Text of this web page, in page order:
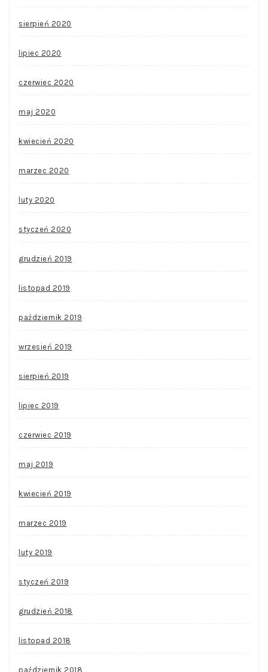
sierpień 2020
lipiec 2020
czerwiec 2020
maj 2020
kwiecień 2020
marzec 2020
luty 2020
styczeń 2020
grudzień 2019
listopad 2019
październik 2019
wrzesień 2019
sierpień 2019
lipiec 2019
czerwiec 2019
maj 2019
kwiecień 2019
marzec 2019
luty 2019
styczeń 2019
grudzień 2018
listopad 2018
październik 2018